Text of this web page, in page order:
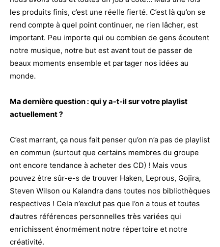
les produits finis, c’est une réelle fierté. C’est là qu’on se
rend compte à quel point continuer, ne rien lâcher, est
important. Peu importe qui ou combien de gens écoutent
notre musique, notre but est avant tout de passer de
beaux moments ensemble et partager nos idées au
monde.
Ma dernière question : qui y a-t-il sur votre playlist
actuellement ?
C’est marrant, ça nous fait penser qu’on n’a pas de playlist
en commun (surtout que certains membres du groupe
ont encore tendance à acheter des CD) ! Mais vous
pouvez être sûr-e-s de trouver Haken, Leprous, Gojira,
Steven Wilson ou Kalandra dans toutes nos bibliothèques
respectives ! Cela n’exclut pas que l’on a tous et toutes
d’autres références personnelles très variées qui
enrichissent énormément notre répertoire et notre
créativité.